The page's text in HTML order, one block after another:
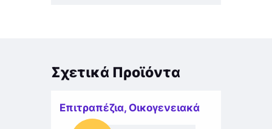
Σχετικά Προϊόντα
Επιτραπέζια, Οικογενειακά